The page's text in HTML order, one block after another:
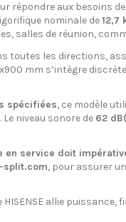
répondre aux besoins
nominale de12,7
salles de réunion,
toutes les directions,
mm s’intègre
spécifiées, ce modèle
niveau sonore de 62
en service doit
split.com, pour assurer
allie puissance,